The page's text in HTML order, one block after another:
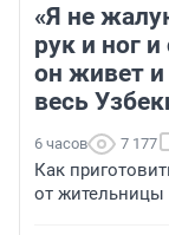
«Я не
рук и ног
он живет
весь
6 часов 7 177
Как
от жительницы